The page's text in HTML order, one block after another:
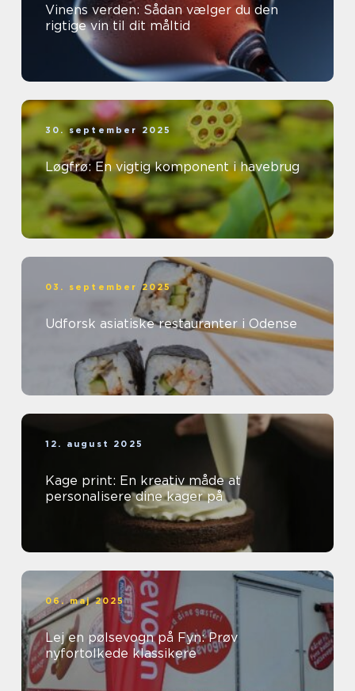
Vinens verden: Sådan vælger du den
rigtige vin til dit måltid
30. september 2025
Løgfrø: En vigtig komponent i havebrug
03. september 2025
Udforsk asiatiske restauranter i Odense
12. august 2025
Kage print: En kreativ måde at
personalisere dine kager på
06. maj 2025
Lej en pølsevogn på Fyn: Prøv
nyfortolkede klassikere